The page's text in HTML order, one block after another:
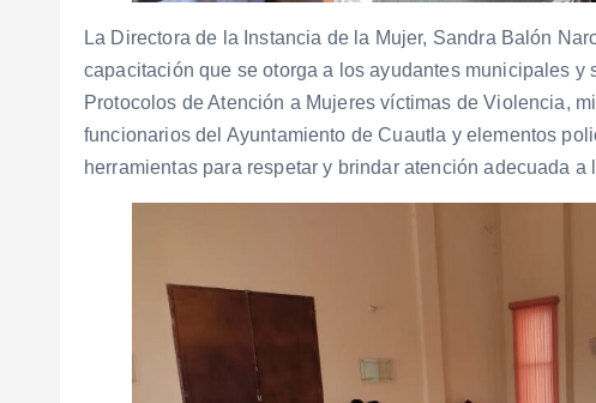
La Directora de la Instancia de la Mujer, Sandra Balón
capacitación que se otorga a los ayudantes municipales
Protocolos de Atención a Mujeres víctimas de Violencia,
funcionarios del Ayuntamiento de Cuautla y elementos
herramientas para respetar y brindar atención adecuada a